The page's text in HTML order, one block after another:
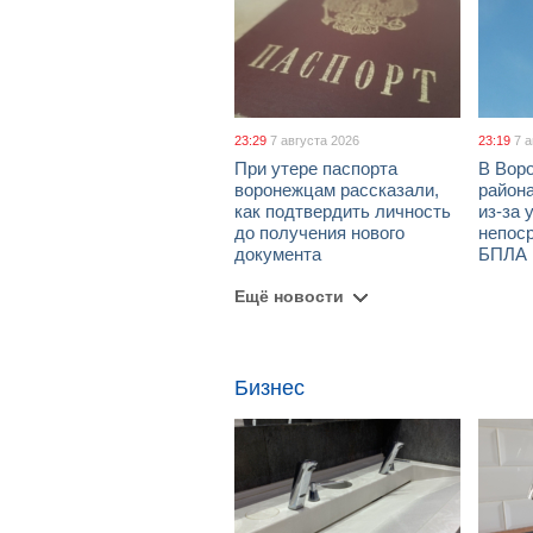
23:29 7 августа 2026
При утере паспорта
воронежцам рассказали,
как подтвердить личность
до получения нового
документа
23:19 7
В
из-за
БПЛА
Ещё новости
Бизнес